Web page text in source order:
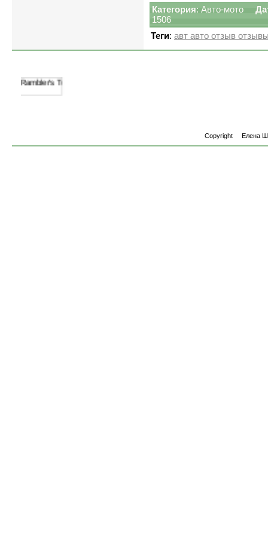
Категория: Авто-мото
1506
Теги: авт авто отзыв
Copyright Елена